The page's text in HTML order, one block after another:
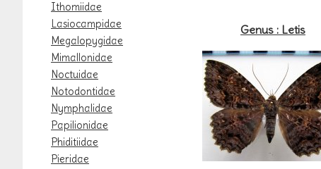
Ithomiidae
Lasiocampidae
Megalopygidae
Mimallonidae
Noctuidae
Notodontidae
Nymphalidae
Papilionidae
Phiditiidae
Pieridae
Genus : Letis